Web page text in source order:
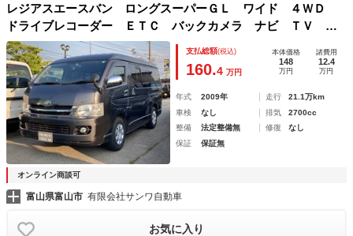
レジアスエースバン ロングスーパーＧＬ ワイド ４ＷＤ
ドライブレコーダー ＥＴＣ バックカメラ ナビ ＴＶ ク
リアランスソナー 両側スライドドア キーレスエントリー
電動格納ミラー 後席モニター ＡＴ ＣＤ ミュージックプ
レイヤー接続可
支払総額(税込)
160.4 万円
本体価格
148
万円
諸費用
12.4
万円
年式 2009年 走行
21.1万km
車検
なし 排気
2700cc
整備
法定整備無 修復
なし
保証
保証無
オンライン商談可
富山県富山市 有限会社サンワ自動車
お気に入り